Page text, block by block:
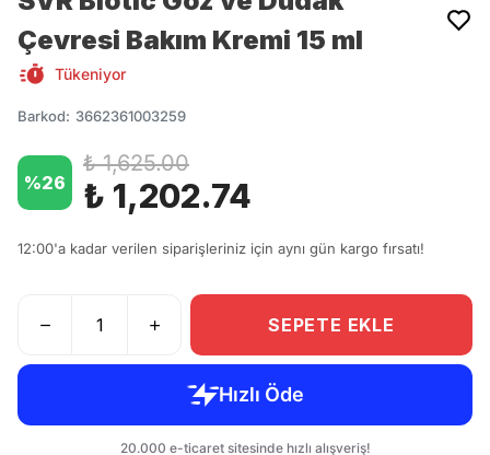
Çevresi Bakım Kremi 15 ml
Tükeniyor
Barkod: 3662361003259
%26
₺ 1,625.00
₺ 1,202.74
12:00'a kadar verilen siparişleriniz için aynı gün kargo fırsatı!
SEPETE EKLE